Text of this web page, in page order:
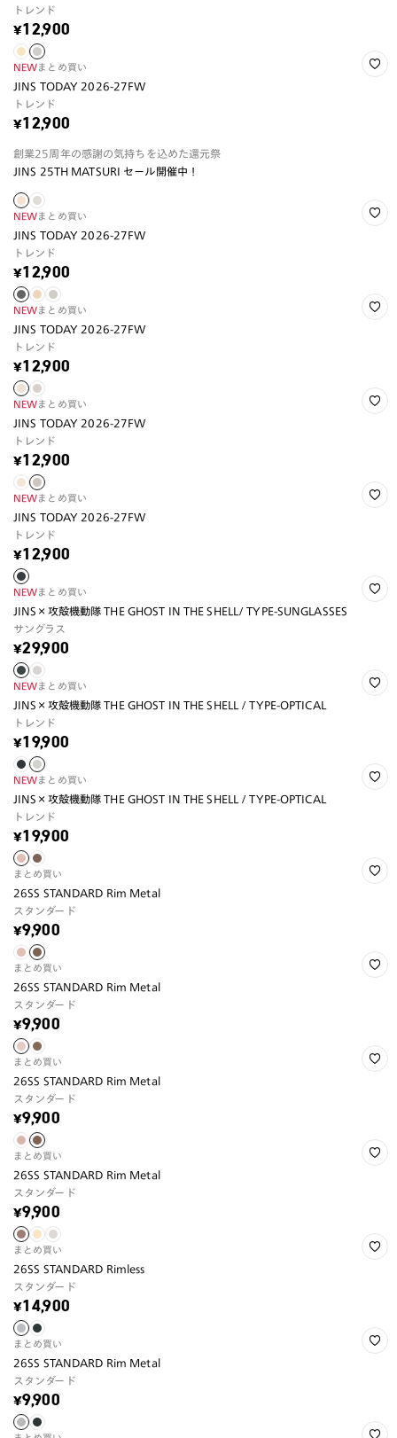
トレンド
¥12,900
NEWまとめ買い
JINS TODAY 2026-27FW
トレンド
¥12,900
創業25周年の感謝の気持ちを込めた還元祭
JINS 25TH MATSURI セール開催中！
NEWまとめ買い
JINS TODAY 2026-27FW
トレンド
¥12,900
NEWまとめ買い
JINS TODAY 2026-27FW
トレンド
¥12,900
NEWまとめ買い
JINS TODAY 2026-27FW
トレンド
¥12,900
NEWまとめ買い
JINS TODAY 2026-27FW
トレンド
¥12,900
NEWまとめ買い
JINS×攻殻機動隊 THE GHOST IN THE SHELL/ TYPE-SUNGLASSES
サングラス
¥29,900
NEWまとめ買い
JINS×攻殻機動隊 THE GHOST IN THE SHELL / TYPE-OPTICAL
トレンド
¥19,900
NEWまとめ買い
JINS×攻殻機動隊 THE GHOST IN THE SHELL / TYPE-OPTICAL
トレンド
¥19,900
まとめ買い
26SS STANDARD Rim Metal
スタンダード
¥9,900
まとめ買い
26SS STANDARD Rim Metal
スタンダード
¥9,900
まとめ買い
26SS STANDARD Rim Metal
スタンダード
¥9,900
まとめ買い
26SS STANDARD Rim Metal
スタンダード
¥9,900
まとめ買い
26SS STANDARD Rimless
スタンダード
¥14,900
まとめ買い
26SS STANDARD Rim Metal
スタンダード
¥9,900